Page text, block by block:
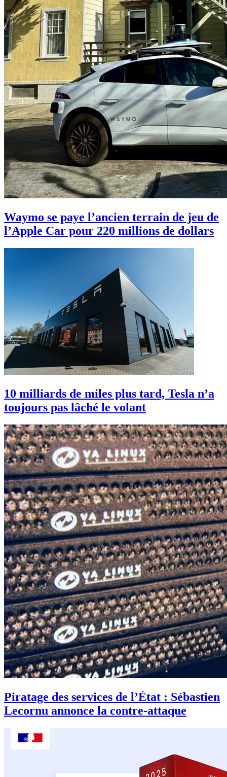
Waymo se paye l’ancien terrain de jeu de
l’Apple Car pour 220 millions de dollars
10 milliards de miles plus tard, Tesla n’a
toujours pas lâché le volant
Piratage des services de l’État : Sébastien
Lecornu annonce la contre-attaque